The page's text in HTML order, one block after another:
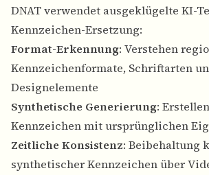
DNAT verwendet ausgeklügelte KI-
Kennzeichen-Ersetzung:
Format-Erkennung: Verstehen
Kennzeichenformate, Schriftarten
Designelemente
Synthetische Generierung:
Kennzeichen mit ursprünglichen
Zeitliche Konsistenz: Beibehaltung
synthetischer Kennzeichen über